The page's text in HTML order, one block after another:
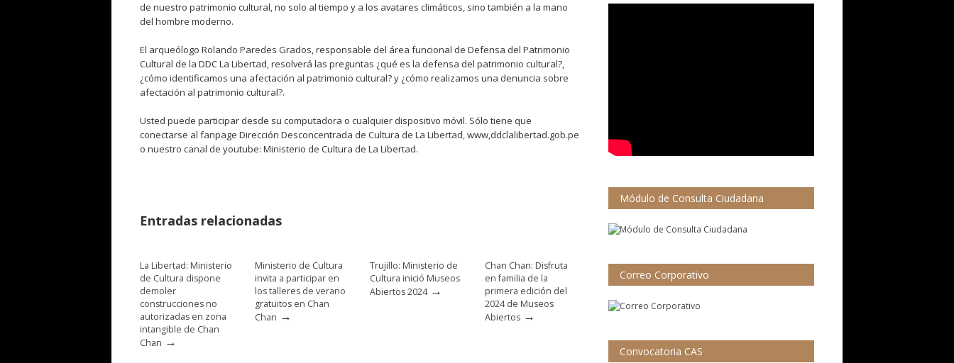
de nuestro patrimonio cultural, no solo al tiempo y a los avatares climáticos, sino también a la mano
del hombre moderno.
El arqueólogo Rolando Paredes Grados, responsable del área funcional de Defensa del Patrimonio
Cultural de la DDC La Libertad, resolverá las preguntas ¿qué es la defensa del patrimonio cultural?,
¿cómo identificamos una afectación al patrimonio cultural? y ¿cómo realizamos una denuncia sobre
afectación al patrimonio cultural?.
Usted puede participar desde su computadora o cualquier dispositivo móvil. Sólo tiene que
conectarse al fanpage Dirección Desconcentrada de Cultura de La Libertad, www,ddclalibertad.gob.pe
o nuestro canal de youtube: Ministerio de Cultura de La Libertad.
Entradas relacionadas
La Libertad: Ministerio
de Cultura dispone
demoler
construcciones no
autorizadas en zona
intangible de Chan
Chan →
Ministerio de Cultura
invita a participar en
los talleres de verano
gratuitos en Chan
Chan →
Trujillo: Ministerio de
Cultura inició Museos
Abiertos 2024→
Chan Chan: Disfruta
en familia de la
primera edición del
2024 de Museos
Abiertos →
Módulo de Consulta Ciudadana
Correo Corporativo
Convocatoria CAS